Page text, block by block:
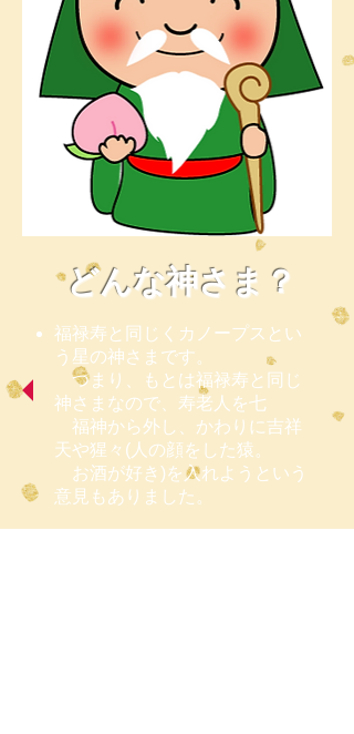
​どんな神さま？
福禄寿と同じくカノープスとい
う星の神さまです。
つまり、もとは福禄寿と同じ
神さまなので、寿老人を七
福神から外し、かわりに吉祥
天や猩々(人の顔をした猿。
お酒が好き)を入れようという
意見もありました。